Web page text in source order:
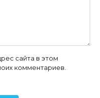
сайта в этом
комментариев.